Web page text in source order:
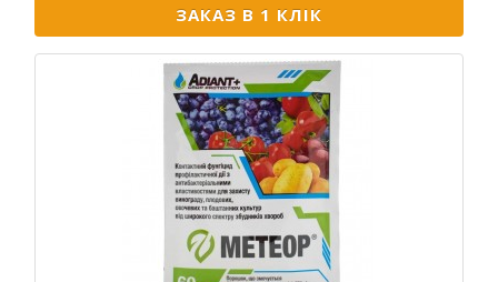
ЗАКАЗ В 1 КЛІК